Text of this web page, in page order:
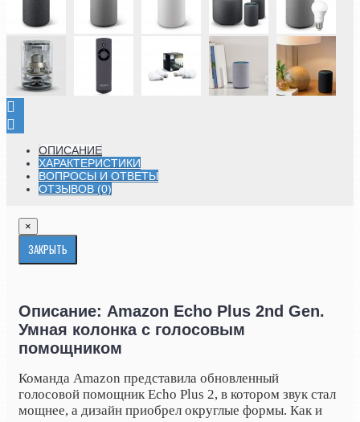
ОПИСАНИЕ
ХАРАКТЕРИСТИКИ
ВОПРОСЫ И ОТВЕТЫ
ОТЗЫВОВ (0)
×
ЗАКРЫТЬ
Описание: Amazon Echo Plus 2nd Gen.
Умная колонка с голосовым
помощником
Команда Amazon представила обновленный
голосовой помощник Echo Plus 2, в котором звук стал
мощнее, а дизайн приобрел округлые формы. Как и